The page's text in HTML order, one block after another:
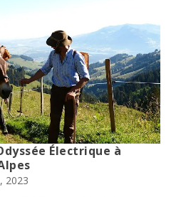
Électrique à
2023